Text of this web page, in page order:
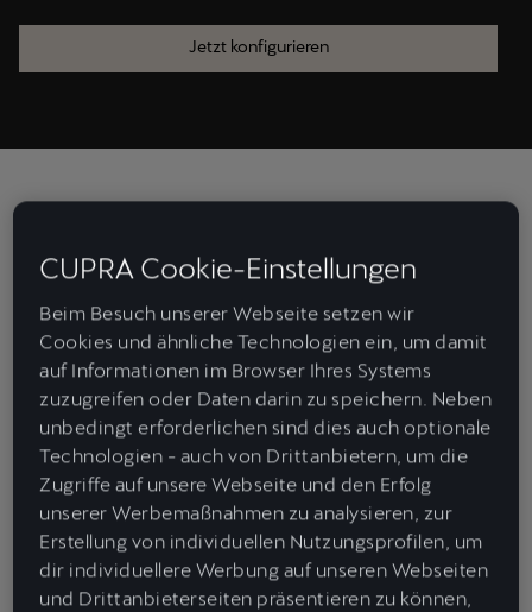
Jetzt konfigurieren
CUPRA Cookie-Einstellungen
Beim Besuch unserer Webseite setzen wir
Cookies und ähnliche Technologien ein, um damit
auf Informationen im Browser Ihres Systems
zuzugreifen oder Daten darin zu speichern. Neben
unbedingt erforderlichen sind dies auch optionale
Technologien - auch von Drittanbietern, um die
Zugriffe auf unsere Webseite und den Erfolg
unserer Werbemaßnahmen zu analysieren, zur
Erstellung von individuellen Nutzungsprofilen, um
dir individuellere Werbung auf unseren Webseiten
und Drittanbieterseiten präsentieren zu können,